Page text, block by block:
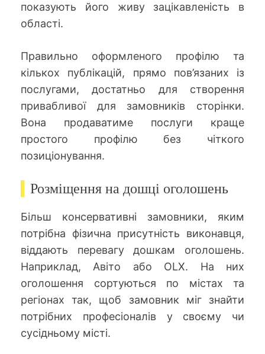
показують його живу зацікавленість в
області.
Правильно оформленого профілю та
кількох публікацій, прямо пов’язаних із
послугами, достатньо для створення
привабливої ​​для замовників сторінки.
Вона продаватиме послуги краще
простого профілю без чіткого
позиціонування.
Розміщення на дошці оголошень
Більш консервативні замовники, яким
потрібна фізична присутність виконавця,
віддають перевагу дошкам оголошень.
Наприклад, Авітo або OLX. На них
оголошення сортуються по містах та
регіонах так, щоб замовник міг знайти
потрібних професіоналів у своєму чи
сусідньому місті.